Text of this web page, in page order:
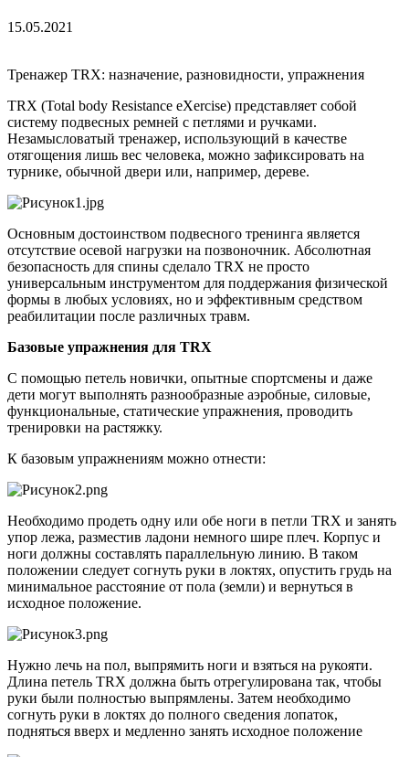
15.05.2021
Тренажер TRX: назначение, разновидности, упражнения
TRX (Total body Resistance eXercise) представляет собой
систему подвесных ремней с петлями и ручками.
Незамысловатый тренажер, использующий в качестве
отягощения лишь вес человека, можно зафиксировать на
турнике, обычной двери или, например, дереве.
Основным достоинством подвесного тренинга является
отсутствие осевой нагрузки на позвоночник. Абсолютная
безопасность для спины сделало TRX не просто
универсальным инструментом для поддержания физической
формы в любых условиях, но и эффективным средством
реабилитации после различных травм.
Базовые упражнения для TRX
С помощью петель новички, опытные спортсмены и даже
дети могут выполнять разнообразные аэробные, силовые,
функциональные, статические упражнения, проводить
тренировки на растяжку.
К базовым упражнениям можно отнести:
Необходимо продеть одну или обе ноги в петли TRX и занять
упор лежа, разместив ладони немного шире плеч. Корпус и
ноги должны составлять параллельную линию. В таком
положении следует согнуть руки в локтях, опустить грудь на
минимальное расстояние от пола (земли) и вернуться в
исходное положение.
Нужно лечь на пол, выпрямить ноги и взяться на рукояти.
Длина петель TRX должна быть отрегулирована так, чтобы
руки были полностью выпрямлены. Затем необходимо
согнуть руки в локтях до полного сведения лопаток,
подняться вверх и медленно занять исходное положение